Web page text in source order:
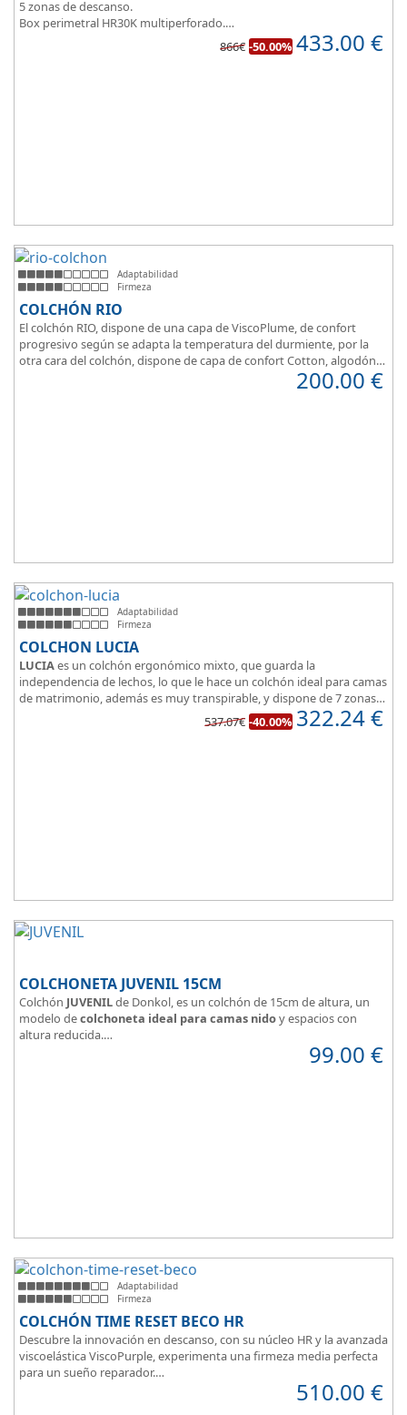
5 zonas de descanso.
Box perimetral HR30K multiperforado.
Para personas que buscan la comodidad y confort a la hora de
866€ -50.00% 433.00 €
Adaptabilidad
Firmeza
COLCHÓN RIO
El colchón RIO, dispone de una capa de ViscoPlume, de confort
progresivo según se adapta la temperatura del durmiente, por la
otra cara del colchón, dispone de capa de confort Cotton, algodón
100% que brinda una sensación de confort inmediata.200.00 €
Adaptabilidad
Firmeza
COLCHON LUCIA
LUCIAes un colchón ergonómico mixto, que guarda la
independencia de lechos, lo que le hace un colchón ideal para camas
de matrimonio, además es muy transpirable, y dispone de 7 zonas
537.07€ -40.00% 322.24€
COLCHONETA JUVENIL 15CM
Colchón JUVENILde Donkol, es un colchón de 15cm de altura, un
modelo decolchoneta ideal para camas nidoy espacios con
altura reducida.
suelen elegir
99.00 €
Adaptabilidad
Firmeza
COLCHÓN TIME RESET BECO HR
Descubre la innovación en descanso, con su núcleo HR y la avanzada
viscoelástica ViscoPurple, experimenta una firmeza media perfecta
para un sueño reparador.
Disfruta de su transpirabilidad y gran adaptabilidad, diseñado para
brindarte confort en cada momento. Además, es válido para camas
510.00 €